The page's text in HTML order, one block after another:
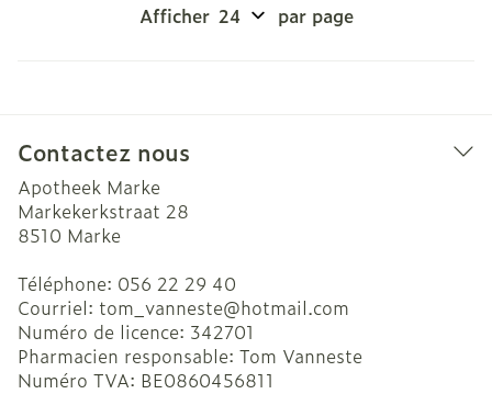
Afficher par page
Contactez nous
Apotheek Marke
Markekerkstraat 28
8510 Marke
Téléphone: 056 22 29 40
Courriel: tom_vanneste@hotmail.com
Numéro de licence: 342701
Pharmacien responsable: Tom Vanneste
Numéro TVA: BE0860456811